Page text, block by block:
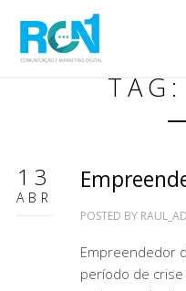
13
ABR
POSTED BY
Empreendedor
período de